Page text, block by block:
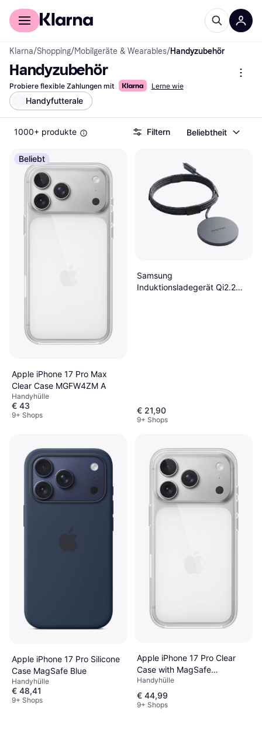
Für Shopper
Klarna/Shopping/Mobilgeräte & Wearables/Handyzubehör
Handyzubehör
Probiere flexible Zahlungen mit Lerne wie
Handyfutterale
1000+ produkte Filtern Beliebtheit
Beliebt
Apple iPhone 17 Pro Max
Clear Case MGFW4ZM A
Handyhülle
€ 43
9+ Shops
Samsung
Induktionsladegerät Qi2.2
€ 21,90
9+ Shops
Apple iPhone 17 Pro Silicone
Case MagSafe Blue
Handyhülle
€ 48,41
9+ Shops
Apple iPhone 17 Pro Clear
Case with MagSafe
Backcover
Handyhülle
€ 44,99
9+ Shops